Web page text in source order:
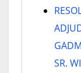
SR.